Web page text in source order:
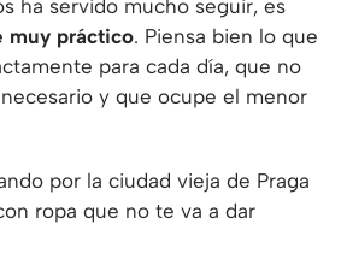
ha servido mucho seguir, es
muy práctico. Piensa bien lo que
para cada día, que no
y que ocupe el menor
por la ciudad vieja de Praga
ropa que no te va a dar